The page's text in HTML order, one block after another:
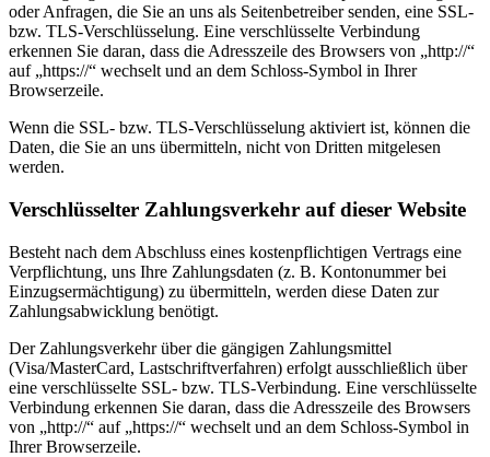
oder Anfragen, die Sie an uns als Seitenbetreiber senden, eine SSL-
bzw. TLS-Verschlüsselung. Eine verschlüsselte Verbindung
erkennen Sie daran, dass die Adresszeile des Browsers von „http://“
auf „https://“ wechselt und an dem Schloss-Symbol in Ihrer
Browserzeile.
Wenn die SSL- bzw. TLS-Verschlüsselung aktiviert ist, können die
Daten, die Sie an uns übermitteln, nicht von Dritten mitgelesen
werden.
Verschlüsselter Zahlungsverkehr auf dieser Website
Besteht nach dem Abschluss eines kostenpflichtigen Vertrags eine
Verpflichtung, uns Ihre Zahlungsdaten (z. B. Kontonummer bei
Einzugsermächtigung) zu übermitteln, werden diese Daten zur
Zahlungsabwicklung benötigt.
Der Zahlungsverkehr über die gängigen Zahlungsmittel
(Visa/MasterCard, Lastschriftverfahren) erfolgt ausschließlich über
eine verschlüsselte SSL- bzw. TLS-Verbindung. Eine verschlüsselte
Verbindung erkennen Sie daran, dass die Adresszeile des Browsers
von „http://“ auf „https://“ wechselt und an dem Schloss-Symbol in
Ihrer Browserzeile.